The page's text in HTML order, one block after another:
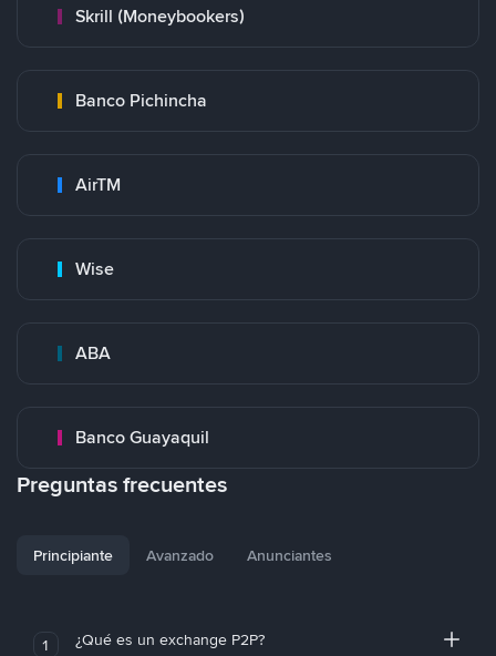
Skrill (Moneybookers)
Banco Pichincha
AirTM
Wise
ABA
Banco Guayaquil
Preguntas frecuentes
Principiante Avanzado Anunciantes
1 ¿Qué es un exchange P2P?